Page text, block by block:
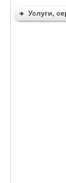
Услуги,